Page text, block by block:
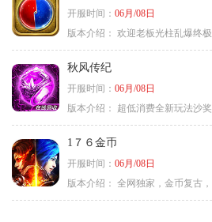
开服时间： 06月/08日
版本介绍： 欢迎老板光柱乱爆终
秋风传纪
开服时间： 06月/08日
版本介绍：
超低消费全新玩法沙
1７６金币
开服时间： 06月/08日
版本介绍： 全网独家，金币复古，养